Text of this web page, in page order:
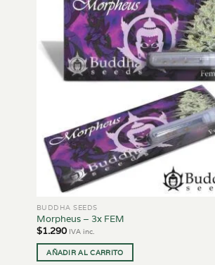
BUDDHA SEEDS
Morpheus – 3x FEM
$1.290 IVA inc.
AÑADIR AL CARRITO